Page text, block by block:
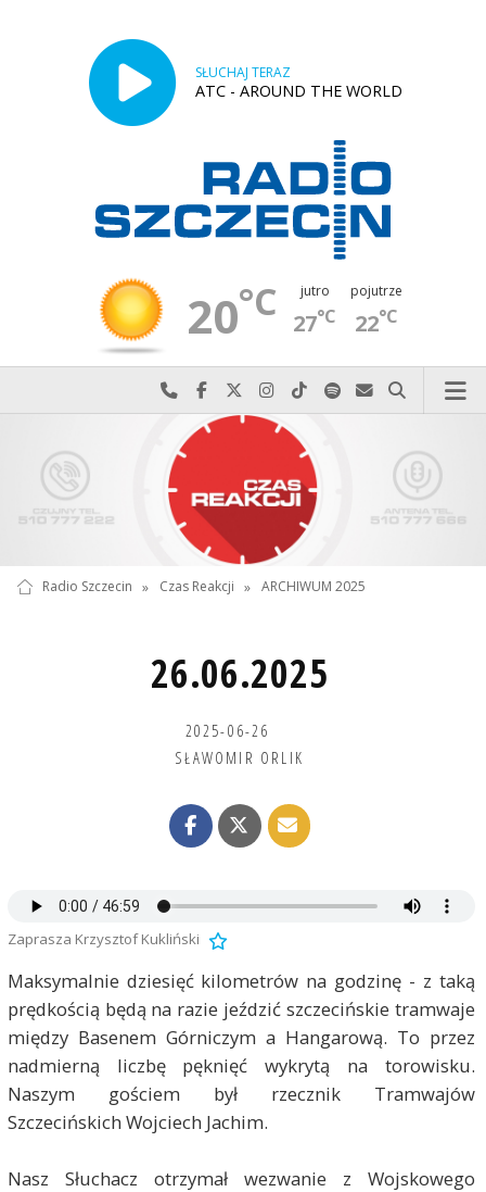
SŁUCHAJ TERAZ
ATC - AROUND THE WORLD
20°C jutro
27°C
pojutrze
22°C
Najlepiej po prostu do nas zadzwoń
Odwiedź nas na Facebook-u
Odwiedź nas na X
Odwiedź nas na Instagram-ie
Odwiedź nas na TikTok-u
Szukaj nas na Spotify
Wyślij do nas
Szukaj
Radio Szczecin » Czas Reakcji » ARCHIWUM 2025
26.06.2025
2025-06-26
SŁAWOMIR ORLIK
Zaprasza Krzysztof Kukliński
Maksymalnie dziesięć kilometrów na godzinę - z taką
prędkością będą na razie jeździć szczecińskie tramwaje
między Basenem Górniczym a Hangarową. To przez
nadmierną liczbę pęknięć wykrytą na torowisku.
Naszym gościem był rzecznik Tramwajów
Szczecińskich Wojciech Jachim.
Nasz Słuchacz otrzymał wezwanie z Wojskowego